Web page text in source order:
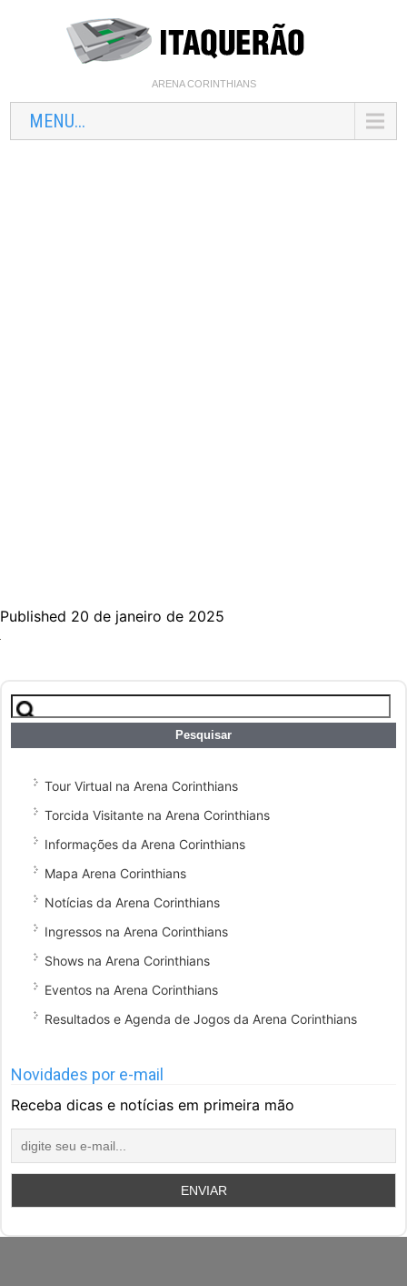
ARENA CORINTHIANS
MENU...
Published 20 de janeiro de 2025
Pesquisar
por:
Tour Virtual na Arena Corinthians
Torcida Visitante na Arena Corinthians
Informações da Arena Corinthians
Mapa Arena Corinthians
Notícias da Arena Corinthians
Ingressos na Arena Corinthians
Shows na Arena Corinthians
Eventos na Arena Corinthians
Resultados e Agenda de Jogos da Arena Corinthians
Novidades por e-mail
Receba dicas e notícias em primeira mão